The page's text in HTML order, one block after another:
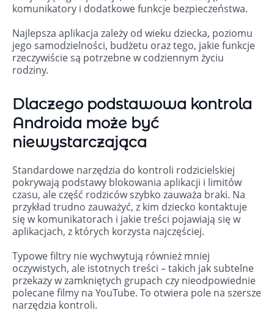
komunikatory i dodatkowe funkcje bezpieczeństwa.
Najlepsza aplikacja zależy od wieku dziecka, poziomu
jego samodzielności, budżetu oraz tego, jakie funkcje
rzeczywiście są potrzebne w codziennym życiu
rodziny.
Dlaczego podstawowa kontrola
Androida może być
niewystarczająca
Standardowe narzędzia do kontroli rodzicielskiej
pokrywają podstawy blokowania aplikacji i limitów
czasu, ale część rodziców szybko zauważa braki. Na
przykład trudno zauważyć, z kim dziecko kontaktuje
się w komunikatorach i jakie treści pojawiają się w
aplikacjach, z których korzysta najczęściej.
Typowe filtry nie wychwytują również mniej
oczywistych, ale istotnych treści – takich jak subtelne
przekazy w zamkniętych grupach czy nieodpowiednie
polecane filmy na YouTube. To otwiera pole na szersze
narzędzia kontroli.